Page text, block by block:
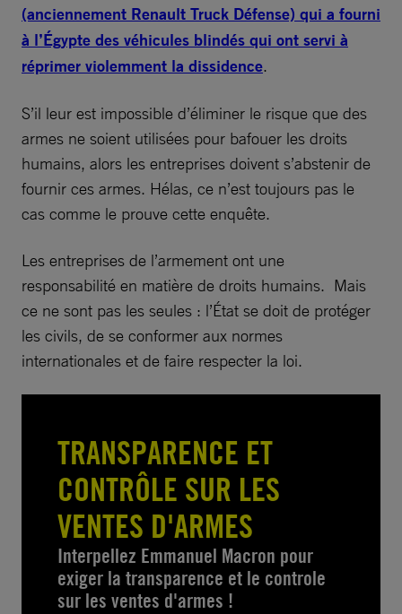
(anciennement Renault Truck Défense) qui a fourni
à l’Égypte des véhicules blindés qui ont servi à
réprimer violemment la dissidence.
S’il leur est impossible d’éliminer le risque que des
armes ne soient utilisées pour bafouer les droits
humains, alors les entreprises doivent s’abstenir de
fournir ces armes. Hélas, ce n’est toujours pas le
cas comme le prouve cette enquête.
Les entreprises de l’armement ont une
responsabilité en matière de droits humains. Mais
ce ne sont pas les seules : l’État se doit de protéger
les civils, de se conformer aux normes
internationales et de faire respecter la loi.
TRANSPARENCE ET
CONTRÔLE SUR LES
VENTES D'ARMES
Interpellez Emmanuel Macron pour
exiger la transparence et le controle
sur les ventes d'armes !